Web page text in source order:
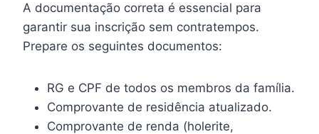
A documentação correta é essencial para
garantir sua inscrição sem contratempos.
Prepare os seguintes documentos:
RG e CPF de todos os membros da família.
Comprovante de residência atualizado.
Comprovante de renda (holerite,